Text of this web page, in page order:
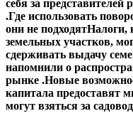
себя за
.Где использовать
они не подходятНалоги,
земельных участков,
сдерживать выдачу
напомнили о
рынке .Новые
капитала предоставят
могут взяться за